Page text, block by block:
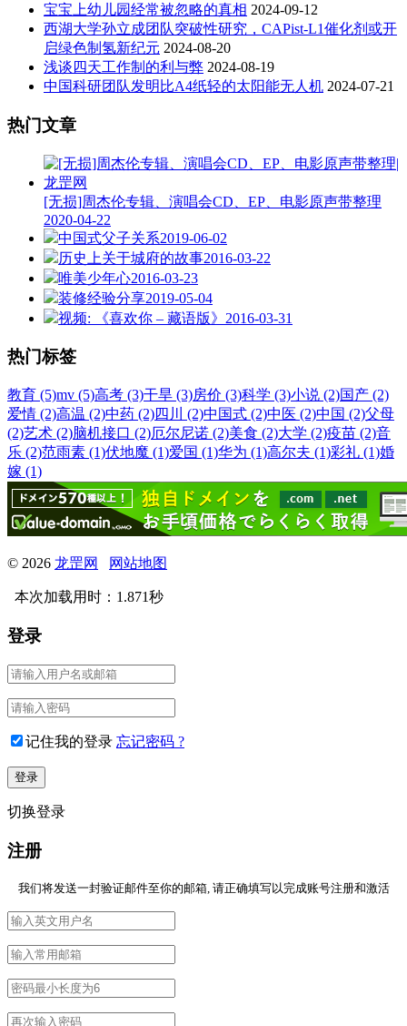
宝宝上幼儿园经常被忽略的真相 2024-09-12
西湖大学孙立成团队突破性研究，CAPist-L1催化剂或开
启绿色制氢新纪元 2024-08-20
浅谈四天工作制的利与弊 2024-08-19
中国科研团队发明比A4纸轻的太阳能无人机 2024-07-21
热门文章
[无损]周杰伦专辑、演唱会CD、EP、电影原声带整理
2020-04-22
中国式父子关系2019-06-02
历史上关于城府的故事2016-03-22
唯美少年心2016-03-23
装修经验分享2019-05-04
视频: 《喜欢你 – 藏语版》 2016-03-31
热门标签
教育 (5)mv (5)高考 (3)干旱 (3)房价 (3)科学 (3)小说 (2)国产 (2)
爱情 (2)高温 (2)中药 (2)四川 (2)中国式 (2)中医 (2)中国 (2)父母
(2)艺术 (2)脑机接口 (2)厄尔尼诺 (2)美食 (2)大学 (2)疫苗 (2)音
乐 (2)范雨素 (1)伏地魔 (1)爱国 (1)华为 (1)高尔夫 (1)彩礼 (1)婚
嫁 (1)
© 2026 龙罡网 网站地图
本次加载用时：1.871秒
登录
记住我的登录 忘记密码 ?
切换登录
注册
我们将发送一封验证邮件至你的邮箱, 请正确填写以完成账号注册和激活